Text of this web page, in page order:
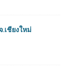
.เชียงใหม่